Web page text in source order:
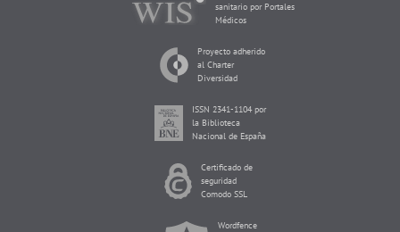
sanitario por Portales
Médicos
Proyecto adherido
al Charter
Diversidad
ISSN 2341-1104 por
la Biblioteca
Nacional de España
Certificado de
seguridad
Comodo SSL
Wordfence